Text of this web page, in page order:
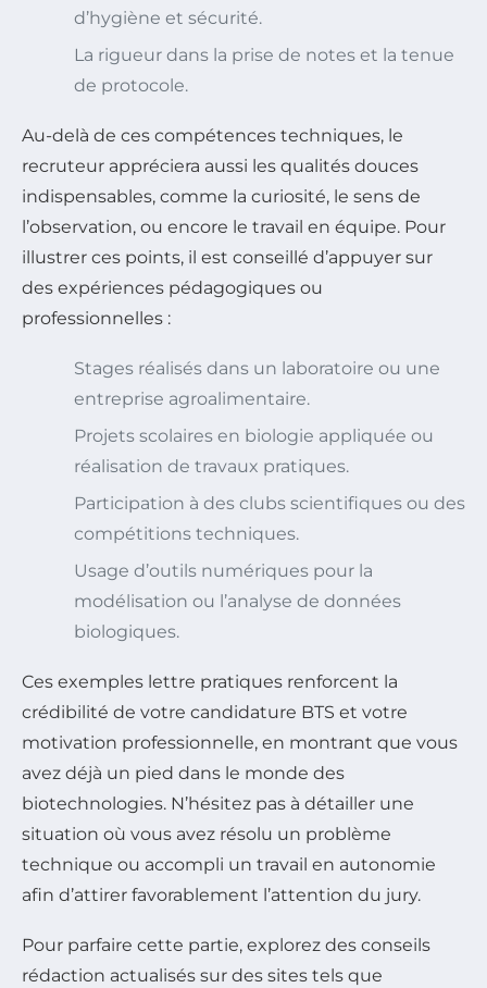
d’hygiène et sécurité.
La rigueur dans la prise de notes et la tenue
de protocole.
Au-delà de ces compétences techniques, le
recruteur appréciera aussi les qualités douces
indispensables, comme la curiosité, le sens de
l’observation, ou encore le travail en équipe. Pour
illustrer ces points, il est conseillé d’appuyer sur
des expériences pédagogiques ou
professionnelles :
Stages réalisés dans un laboratoire ou une
entreprise agroalimentaire.
Projets scolaires en biologie appliquée ou
réalisation de travaux pratiques.
Participation à des clubs scientifiques ou des
compétitions techniques.
Usage d’outils numériques pour la
modélisation ou l’analyse de données
biologiques.
Ces exemples lettre pratiques renforcent la
crédibilité de votre candidature BTS et votre
motivation professionnelle, en montrant que vous
avez déjà un pied dans le monde des
biotechnologies. N’hésitez pas à détailler une
situation où vous avez résolu un problème
technique ou accompli un travail en autonomie
afin d’attirer favorablement l’attention du jury.
Pour parfaire cette partie, explorez des conseils
rédaction actualisés sur des sites tels que